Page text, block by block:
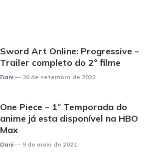
Sword Art Online: Progressive –
Trailer completo do 2º filme
Posted
Dani 30 de setembro de 2022
One Piece – 1º Temporada do
anime já esta disponível na HBO
Max
Posted
Dani 9 de maio de 2022